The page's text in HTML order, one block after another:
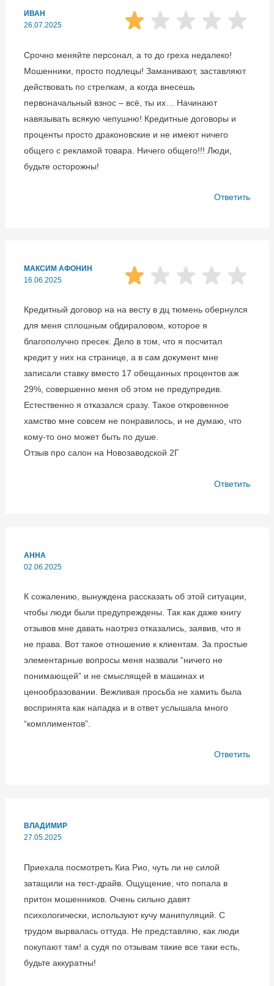
ИВАН
26.07.2025
Срочно меняйте персонал, а то до греха недалеко!
Мошенники, просто подлецы! Заманивают, заставляют
действовать по стрелкам, а когда внесешь
первоначальный взнос – всё, ты их… Начинают
навязывать всякую чепушню! Кредитные договоры и
проценты просто драконовские и не имеют ничего
общего с рекламой товара. Ничего общего!!! Люди,
будьте осторожны!
Ответить
МАКСИМ АФОНИН
16.06.2025
Кредитный договор на на весту в дц тюмень обернулся
для меня сплошным обдираловом, которое я
благополучно пресек. Дело в том, что я посчитал
кредит у них на странице, а в сам документ мне
записали ставку вместо 17 обещанных процентов аж
29%, совершенно меня об этом не предупредив.
Естественно я отказался сразу. Такое откровенное
хамство мне совсем не понравилось, и не думаю, что
кому-то оно может быть по душе.
Отзыв про салон на Новозаводской 2Г
Ответить
АННА
02.06.2025
К сожалению, вынуждена рассказать об этой ситуации,
чтобы люди были предупреждены. Так как даже книгу
отзывов мне давать наотрез отказались, заявив, что я
не права. Вот такое отношение к клиентам. За простые
элементарные вопросы меня назвали “ничего не
понимающей” и не смыслящей в машинах и
ценообразовании. Вежливая просьба не хамить была
воспринята как нападка и в ответ услышала много
“комплиментов”.
Ответить
ВЛАДИМИР
27.05.2025
Приехала посмотреть Киа Рио, чуть ли не силой
затащили на тест-драйв. Ощущение, что попала в
притон мошенников. Очень сильно давят
психологически, используют кучу манипуляций. С
трудом вырвалась оттуда. Не представляю, как люди
покупают там! а судя по отзывам такие все таки есть,
будьте аккуратны!